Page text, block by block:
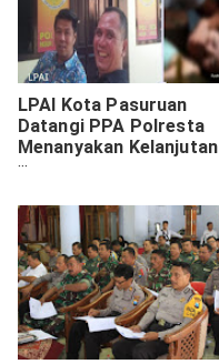
LPAI Kota Pasuruan
Datangi PPA Polresta
Menanyakan Kelanjutan
Penanganan Perkara